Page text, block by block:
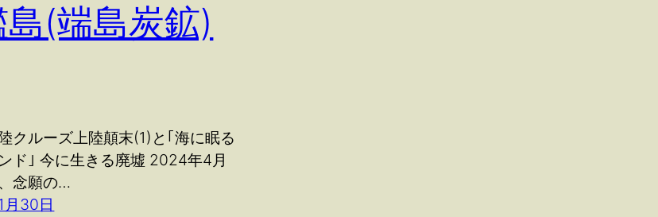
(端島炭鉱)
クルーズ上陸顛末(1)と｢海に眠る
ド｣ 今に生きる廃墟 2024年4月
念願の…
30日